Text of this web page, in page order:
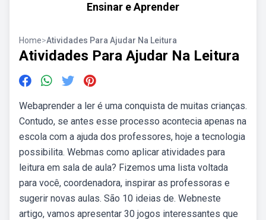
Ensinar e Aprender
Home>Atividades Para Ajudar Na Leitura
Atividades Para Ajudar Na Leitura
Webaprender a ler é uma conquista de muitas crianças.
Contudo, se antes esse processo acontecia apenas na
escola com a ajuda dos professores, hoje a tecnologia
possibilita. Webmas como aplicar atividades para
leitura em sala de aula? Fizemos uma lista voltada
para você, coordenadora, inspirar as professoras e
sugerir novas aulas. São 10 ideias de. Webneste
artigo, vamos apresentar 30 jogos interessantes que